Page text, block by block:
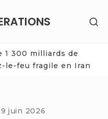
1 300 milliards de
le-feu fragile en Iran
juin 2026